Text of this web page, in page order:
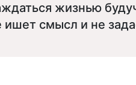
жизнью
ишет смысл и не